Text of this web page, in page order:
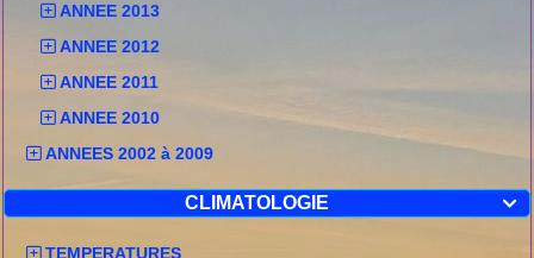
ANNEE 2013
ANNEE 2012
ANNEE 2011
ANNEE 2010
ANNEES 2002 à 2009

CLIMATOLOGIE
TEMPERATURES